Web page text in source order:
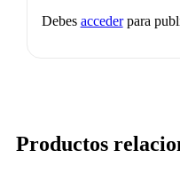
Debes accederpara
Productos